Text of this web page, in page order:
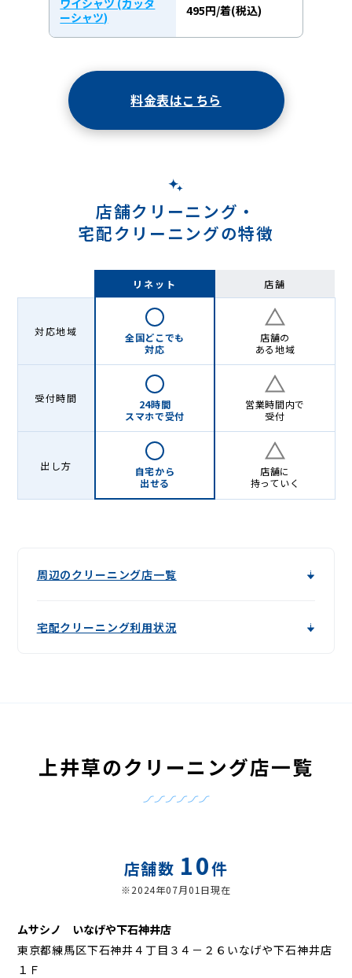
ーシャツ)
495円/着(税込)
料金表はこちら
店舗クリーニング・
宅配クリーニングの特徴
リネット 店舗
対応地域
全国どこでも
対応
店舗の
ある地域
受付時間
24時間
スマホで受付
営業時間内で
受付
出し方
自宅から
出せる
店舗に
持っていく
周辺のクリーニング店一覧
宅配クリーニング利用状況
上井草のクリーニング店一覧
店舗数 10件
※2024年07月01日現在
ムサシノ いなげや下石神井店
東京都練馬区下石神井４丁目３４－２６いなげや下石神井店
１Ｆ